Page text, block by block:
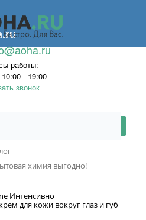
работы:
10:00 - 19:00
звонок
химия выгодно!
Интенсивно
для кожи вокруг глаз и губ